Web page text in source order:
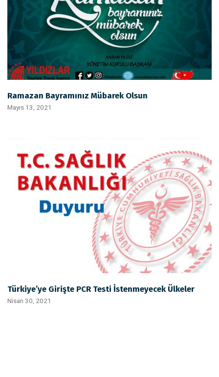
Ramazan Bayramınız Mübarek Olsun
Mayıs 13, 2021
Türkiye’ye Girişte PCR Testi İstenmeyecek Ülkeler
Nisan 30, 2021